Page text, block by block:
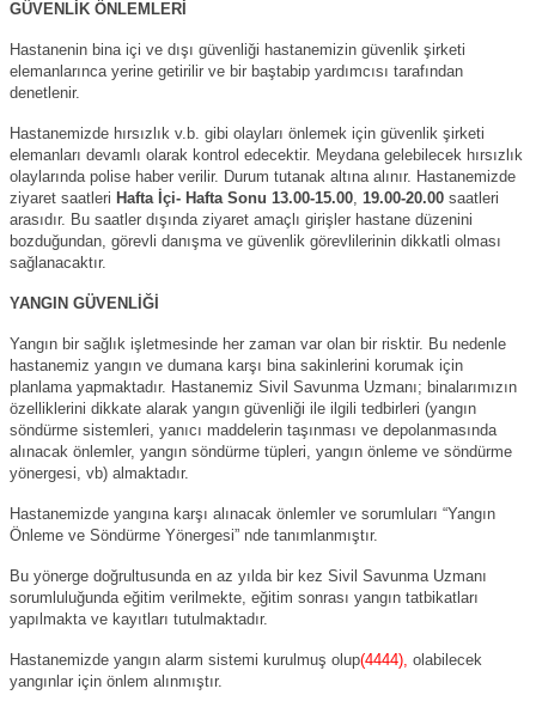
GÜVENLİK ÖNLEMLERİ
Hastanenin bina içi ve dışı güvenliği hastanemizin güvenlik şirketi
elemanlarınca yerine getirilir ve bir baştabip yardımcısı tarafından
denetlenir.
Hastanemizde hırsızlık v.b. gibi olayları önlemek için güvenlik şirketi
elemanları devamlı olarak kontrol edecektir. Meydana gelebilecek hırsızlık
olaylarında polise haber verilir. Durum tutanak altına alınır. Hastanemizde
ziyaret saatleri Hafta İçi- Hafta Sonu 13.00-15.00, 19.00-20.00 saatleri
arasıdır. Bu saatler dışında ziyaret amaçlı girişler hastane düzenini
bozduğundan, görevli danışma ve güvenlik görevlilerinin dikkatli olması
sağlanacaktır.
YANGIN GÜVENLİĞİ
Yangın bir sağlık işletmesinde her zaman var olan bir risktir. Bu nedenle
hastanemiz yangın ve dumana karşı bina sakinlerini korumak için
planlama yapmaktadır. Hastanemiz Sivil Savunma Uzmanı; binalarımızın
özelliklerini dikkate alarak yangın güvenliği ile ilgili tedbirleri (yangın
söndürme sistemleri, yanıcı maddelerin taşınması ve depolanmasında
alınacak önlemler, yangın söndürme tüpleri, yangın önleme ve söndürme
yönergesi, vb) almaktadır.
Hastanemizde yangına karşı alınacak önlemler ve sorumluları “Yangın
Önleme ve Söndürme Yönergesi” nde tanımlanmıştır.
Bu yönerge doğrultusunda en az yılda bir kez Sivil Savunma Uzmanı
sorumluluğunda eğitim verilmekte, eğitim sonrası yangın tatbikatları
yapılmakta ve kayıtları tutulmaktadır.
Hastanemizde yangın alarm sistemi kurulmuş olup(4444), olabilecek
yangınlar için önlem alınmıştır.